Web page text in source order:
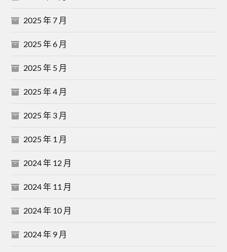
2025 年 7 月
2025 年 6 月
2025 年 5 月
2025 年 4 月
2025 年 3 月
2025 年 1 月
2024 年 12 月
2024 年 11 月
2024 年 10 月
2024 年 9 月